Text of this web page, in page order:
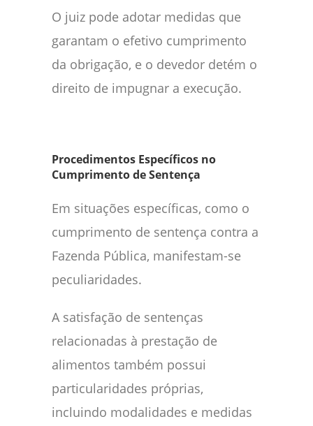
O juiz pode adotar medidas que
garantam o efetivo cumprimento
da obrigação, e o devedor detém o
direito de impugnar a execução.
Procedimentos Específicos no
Cumprimento de Sentença
Em situações específicas, como o
cumprimento de sentença contra a
Fazenda Pública, manifestam-se
peculiaridades.
A satisfação de sentenças
relacionadas à prestação de
alimentos também possui
particularidades próprias,
incluindo modalidades e medidas